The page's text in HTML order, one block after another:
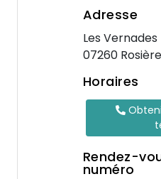
Adresse
Les Vernades
07260
Horaires
Rendez-
numéro